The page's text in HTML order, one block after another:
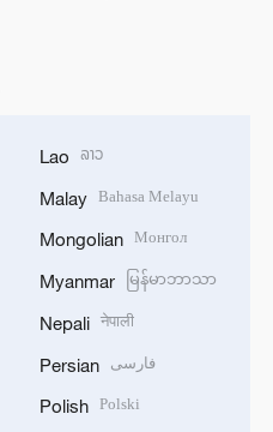
Lao ລາວ
Malay Bahasa Melayu
Mongolian Монгол
Myanmar မြန်မာဘာသာ
Nepali नेपाली
Persian فارسی
Polish Polski